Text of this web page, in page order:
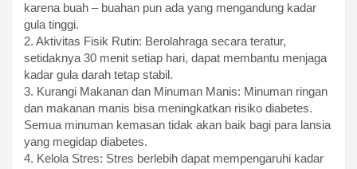
karena buah – buahan pun ada yang mengandung kadar
gula tinggi.
2. Aktivitas Fisik Rutin: Berolahraga secara teratur,
setidaknya 30 menit setiap hari, dapat membantu menjaga
kadar gula darah tetap stabil.
3. Kurangi Makanan dan Minuman Manis: Minuman ringan
dan makanan manis bisa meningkatkan risiko diabetes.
Semua minuman kemasan tidak akan baik bagi para lansia
yang megidap diabetes.
4. Kelola Stres: Stres berlebih dapat mempengaruhi kadar